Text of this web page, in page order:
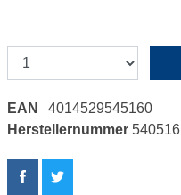
EAN
4014529545160
Herstellernummer 540516